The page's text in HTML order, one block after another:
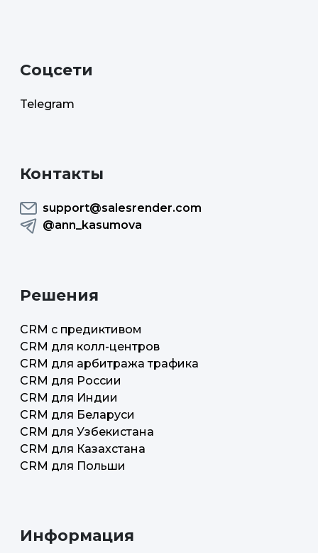
Cоцсети
Telegram
Контакты
support@salesrender.com
@ann_kasumova
Решения
CRM с предиктивом
CRM для колл-центров
CRM для арбитража трафика
CRM для России
CRM для Индии
CRM для Беларуси
CRM для Узбекистана
CRM для Казахстана
CRM для Польши
Информация